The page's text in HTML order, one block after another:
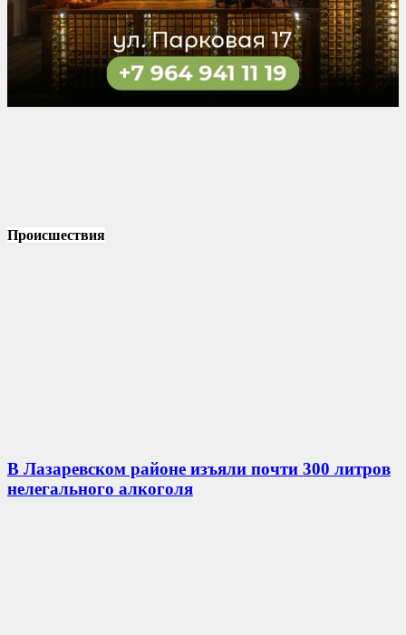
Происшествия
В Лазаревском районе изъяли почти 300 литров
нелегального алкоголя